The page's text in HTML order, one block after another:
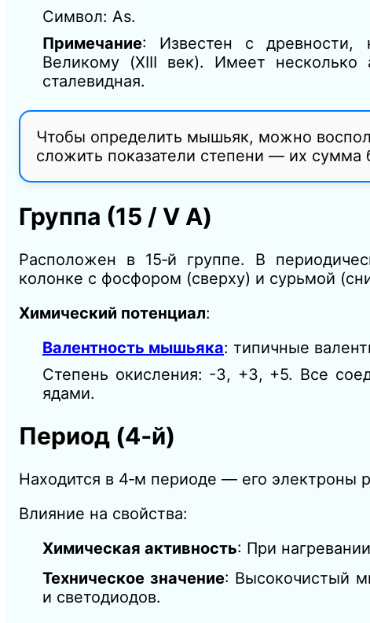
Символ: As.
Примечание: Известен с древности,
Великому (XIII век). Имеет
сталевидная.
Чтобы определить мышьяк, можно
сложить показатели степени — их сумма
Группа (15 / V A)
Расположен в 15‑й группе. В
колонке с фосфором (сверху) и сурьмой
Химический потенциал:
Валентность мышьяка: типичные
Степень окисления: -3, +3, +5. Все
ядами.
Период (4‑й)
Находится в 4‑м периоде — его электроны
Влияние на свойства:
Химическая активность: При
Техническое значение: Высокочистый
и светодиодов.